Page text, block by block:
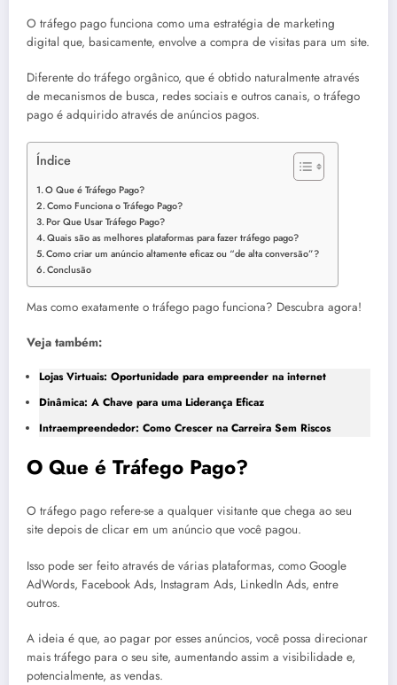
O tráfego pago funciona como uma estratégia de marketing
digital que, basicamente, envolve a compra de visitas para um site.
Diferente do tráfego orgânico, que é obtido naturalmente através
de mecanismos de busca, redes sociais e outros canais, o tráfego
pago é adquirido através de anúncios pagos.
Índice
O Que é Tráfego Pago?
Como Funciona o Tráfego Pago?
Por Que Usar Tráfego Pago?
Quais são as melhores plataformas para fazer tráfego pago?
Como criar um anúncio altamente eficaz ou “de alta conversão”?
Conclusão
Mas como exatamente o tráfego pago funciona? Descubra agora!
Veja também:
Lojas Virtuais: Oportunidade para empreender na internet
Dinâmica: A Chave para uma Liderança Eficaz
Intraempreendedor: Como Crescer na Carreira Sem Riscos
O Que é Tráfego Pago?
O tráfego pago refere-se a qualquer visitante que chega ao seu
site depois de clicar em um anúncio que você pagou.
Isso pode ser feito através de várias plataformas, como Google
AdWords, Facebook Ads, Instagram Ads, LinkedIn Ads, entre
outros.
A ideia é que, ao pagar por esses anúncios, você possa direcionar
mais tráfego para o seu site, aumentando assim a visibilidade e,
potencialmente, as vendas.